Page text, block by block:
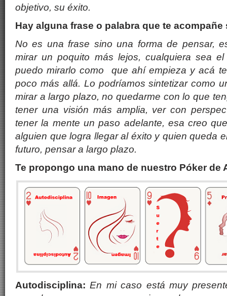
objetivo, su éxito.
Hay alguna frase o palabra que te acompañe
No es una frase sino una forma de pensar,
mirar un poquito más lejos, cualquiera sea
puedo mirarlo como que ahí empieza y acá
poco más allá. Lo podríamos sintetizar como
mirar a largo plazo, no quedarme con lo que
tener una visión más amplia, ver con
tener la mente un paso adelante, esa creo
alguien que logra llegar al éxito y quien queda
futuro, pensar a largo plazo.
Te propongo una mano de nuestro Póker de
Autodisciplina: En mi caso está muy